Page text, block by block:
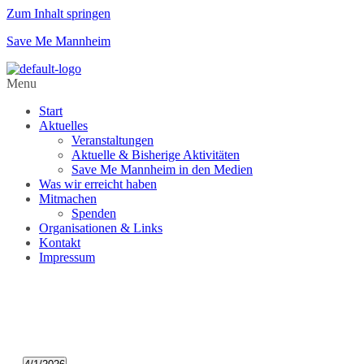
Zum Inhalt springen
Save Me Mannheim
Menu
Start
Aktuelles
Veranstaltungen
Aktuelle & Bisherige Aktivitäten
Save Me Mannheim in den Medien
Was wir erreicht haben
Mitmachen
Spenden
Organisationen & Links
Kontakt
Impressum